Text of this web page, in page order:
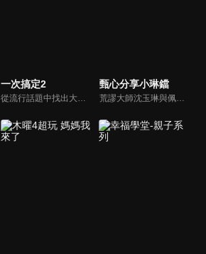
一次搞定2
從流行話題中找出大眾關心的、正在煩惱的問題，由台灣好媳婦佩甄與日本型男風田親身實驗，替觀眾解決生活的大小事，傳授生活密技讓你「一次搞定」！
甄心分享小琳鐺
荒謬大師沈玉琳與佩甄全新搭檔，兩人幽默十足、幽默風趣地為節目穿針引線，結合各領域的職場達人、專家、明星PK暢談最IN話題，在快速變化的時代給您滿滿含金量的生活好智慧！